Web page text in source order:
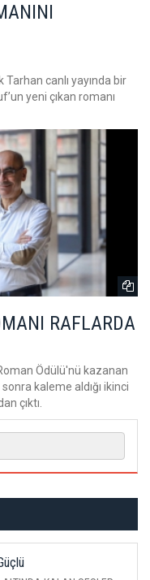
canlı yayında bir
yeni çıkan romanı
RAFLARDA
Ödülü'nü kazanan
kaleme aldığı ikinci
çıktı.